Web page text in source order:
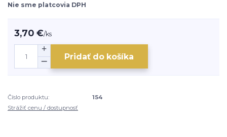
Nie sme platcovia DPH
3,70 €/ks
Pridať do košíka
Číslo produktu:
154
Strážiť cenu / dostupnosť